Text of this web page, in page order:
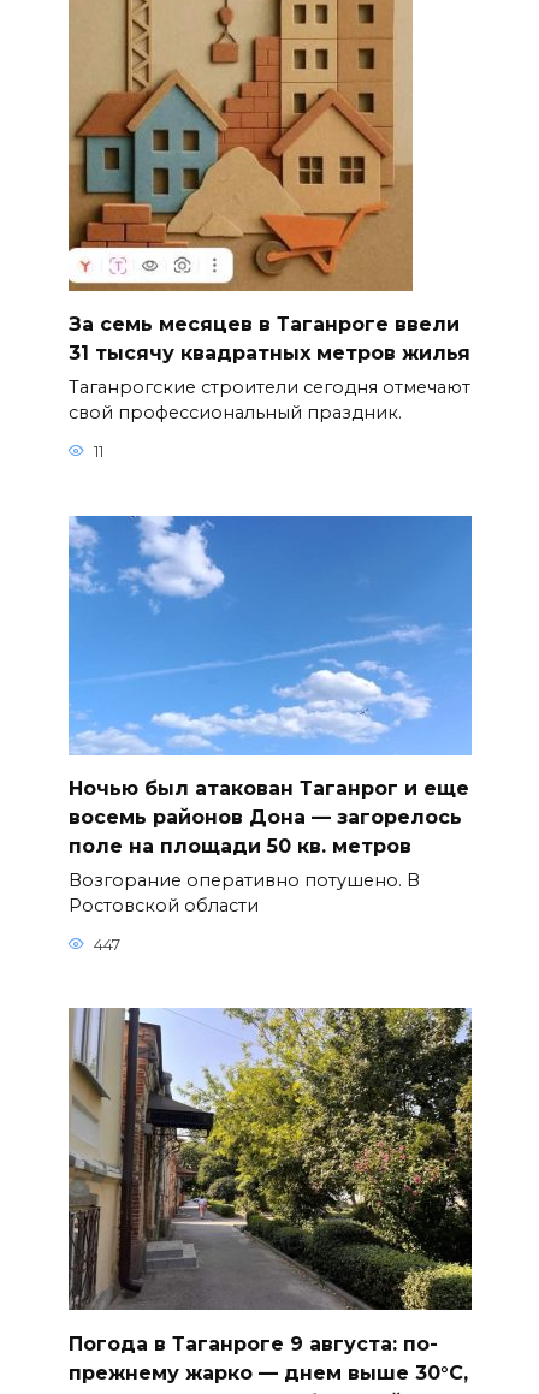
За семь месяцев в Таганроге ввели
31 тысячу квадратных метров жилья
Таганрогские строители сегодня отмечают
свой профессиональный праздник.
11
Ночью был атакован Таганрог и еще
восемь районов Дона — загорелось
поле на площади 50 кв. метров
Возгорание оперативно потушено. В
Ростовской области
447
Погода в Таганроге 9 августа: по-
прежнему жарко — днем выше 30°С,